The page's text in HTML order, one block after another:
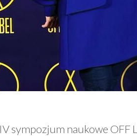
IV sympozjum naukowe OFF